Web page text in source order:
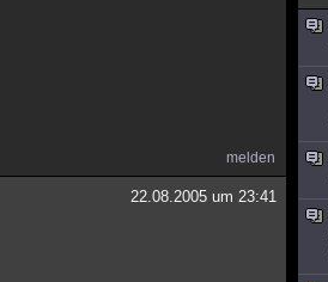
melden
22.08.2005 um 23:41